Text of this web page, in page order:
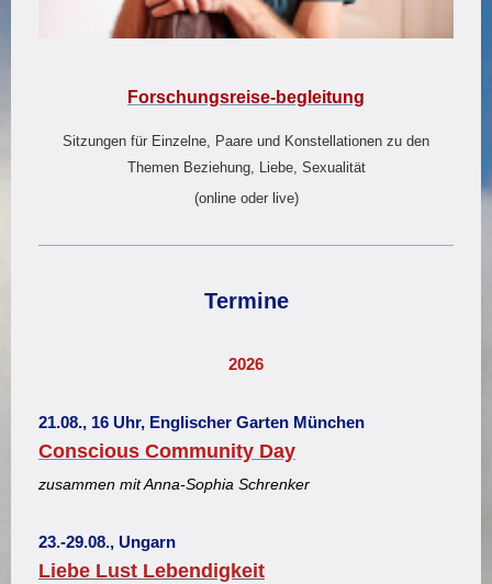
Forschungsreise-begleitung
Sitzungen für Einzelne, Paare und Konstellationen zu den
Themen Beziehung, Liebe, Sexualität
(online oder live)
Termine
2026
21.08., 16 Uhr, Englischer Garten München
Conscious Community Day
zusammen mit Anna-Sophia Schrenker
23.-29.08., Ungarn
Liebe Lust Lebendigkeit